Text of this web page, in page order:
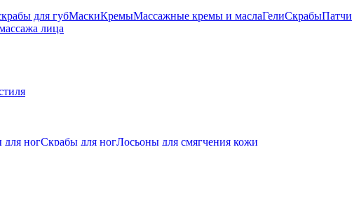
для губМаскиКремыМассажные кремы и маслаГелиСкрабыПатчи
лица
ногСкрабы для ногЛосьоны для смягчения кожи